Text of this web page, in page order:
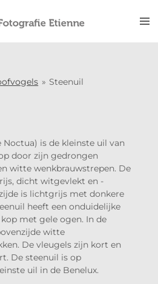
» Steenuil
Noctua) is de kleinste uil van
door zijn gedrongen
witte wenkbrauwstrepen. De
dicht witgevlekt en -
is lichtgrijs met donkere
heeft een onduidelijke
met gele ogen. In de
witte
De vleugels zijn kort en
De steenuil is op
uil in de Benelux.